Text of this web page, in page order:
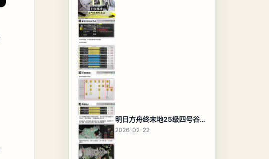
明日方舟终末地25级四号谷地基地蓝图，高效布局规划
2026-02-22